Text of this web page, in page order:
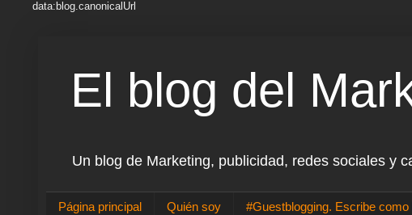
data:blog.canonicalUrl
El blog del
Un blog de Marketing, publicidad, redes sociales y
Página principal Quién soy #Guestblogging. Escribe como